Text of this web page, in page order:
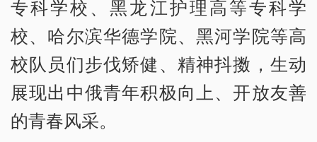
专科学校、黑龙江护理高等专科学
校、哈尔滨华德学院、黑河学院等高
校队员们步伐矫健、精神抖擞，生动
展现出中俄青年积极向上、开放友善
的青春风采。